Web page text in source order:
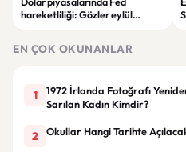
hareketliliği: Gözler eylül
EN ÇOK OKUNANLAR
1
1972 İrlanda Fotoğrafı
Sarılan Kadın Kimdir?
2 Okullar Hangi Tarihte